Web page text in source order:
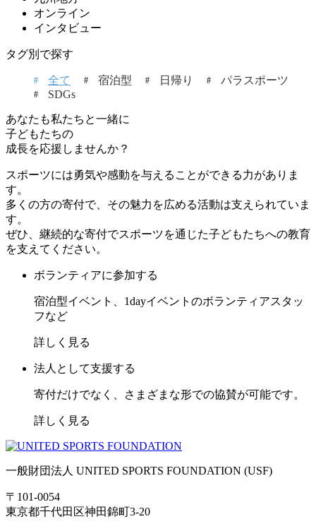
オンライン
インタビュー
タグ別で探す
全て 宿泊型 日帰り
パラスポーツ
SDGs
あなたも私たちと一緒に
子どもたちの
成長を応援しませんか？
スポーツには勇気や感動を与えることができる力がありま
す。
多くの方の寄付で、その魅力を広める活動は支えられていま
す。
ぜひ、継続的な寄付でスポーツを通じた子どもたちへの教育
を支えてください。
ボランティアに参加する
宿泊型イベント、1dayイベントのボランティアスタッ
フなど
詳しく見る
法人として支援する
寄付だけでなく、さまざまな形での協賛が可能です。
詳しく見る
一般財団法人 UNITED SPORTS FOUNDATION (USF)
〒101-0054
東京都千代田区神田錦町3-20